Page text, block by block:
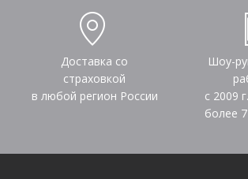
Доставка со
страховкой
в любой регион России
Шоу-
с 2009
более